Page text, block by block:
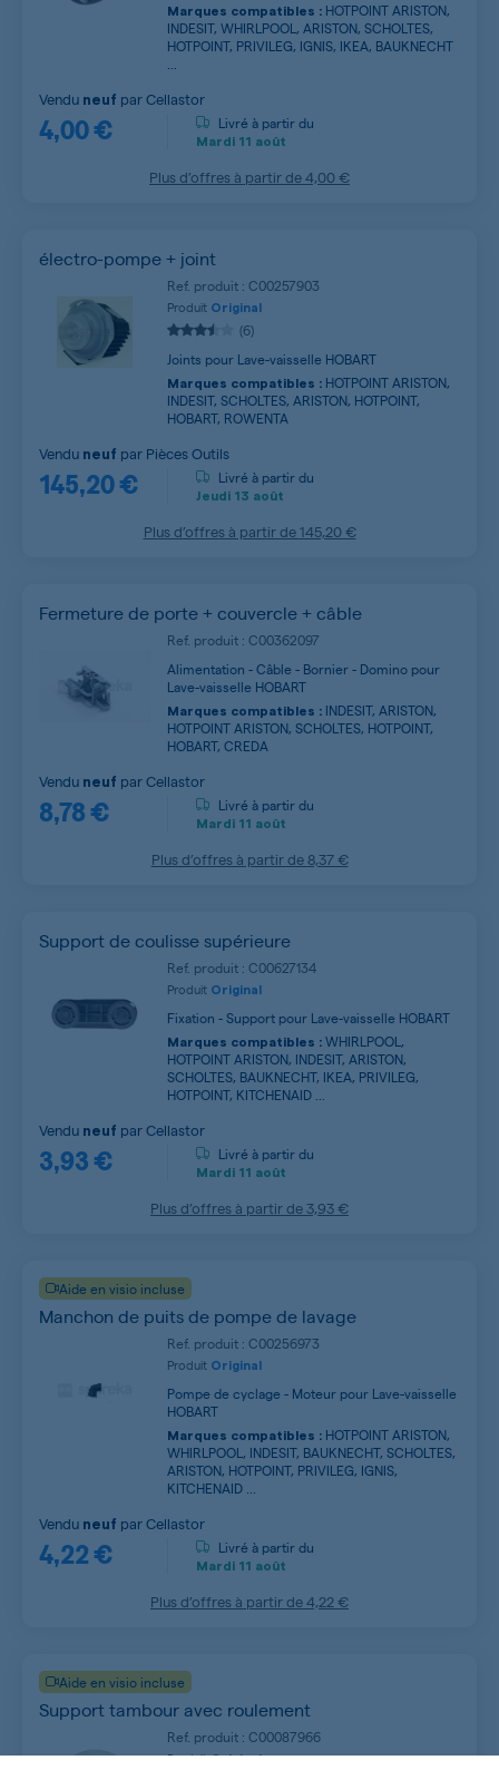
Marques compatibles : HOTPOINT ARISTON,
INDESIT, WHIRLPOOL, ARISTON, SCHOLTES,
HOTPOINT, PRIVILEG, IGNIS, IKEA, BAUKNECHT
4,00 €
Vendu neuf parCellastor
Livré à partir du
Mardi 11 août
Plus d’offres à partir de4,00 €
électro-pompe + joint
Ref. produit : C00257903
Produit Original
(6)
Joints pour Lave-vaisselle HOBART
Marques compatibles : HOTPOINT ARISTON,
INDESIT, SCHOLTES, ARISTON, HOTPOINT,
HOBART, ROWENTA
145,20 €
Vendu neuf par Pièces Outils
Livré à partir du
Jeudi 13 août
Plus d’offres à partir de145,20 €
Fermeture de porte + couvercle + câble
Ref. produit : C00362097
Alimentation - Câble - Bornier - Domino pour
Lave-vaisselle HOBART
Marques compatibles : INDESIT, ARISTON,
HOTPOINT ARISTON, SCHOLTES, HOTPOINT,
HOBART, CREDA
8,78 €
Vendu neuf parCellastor
Livré à partir du
Mardi 11 août
Plus d’offres à partir de8,37 €
Support de coulisse supérieure
Ref. produit : C00627134
Produit Original
Fixation - Support pour Lave-vaisselle HOBART
Marques compatibles : WHIRLPOOL,
HOTPOINT ARISTON, INDESIT, ARISTON,
SCHOLTES, BAUKNECHT, IKEA, PRIVILEG,
HOTPOINT, KITCHENAID ...
3,93 €
Vendu neuf parCellastor
Livré à partir du
Mardi 11 août
Plus d’offres à partir de 3,93 €
Aide en visio incluse
Manchon de puits de pompe de lavage
Ref. produit : C00256973
Produit Original
Pompe de cyclage - Moteur pour Lave-vaisselle
HOBART
Marques compatibles : HOTPOINT ARISTON,
WHIRLPOOL, INDESIT, BAUKNECHT, SCHOLTES,
ARISTON, HOTPOINT, PRIVILEG, IGNIS,
KITCHENAID ...
4,22 €
Vendu neuf parCellastor
Livré à partir du
Mardi 11 août
Plus d’offres à partir de4,22 €
Aide en visio incluse
Support tambour avec roulement
Ref. produit : C00087966
ProduitOriginal